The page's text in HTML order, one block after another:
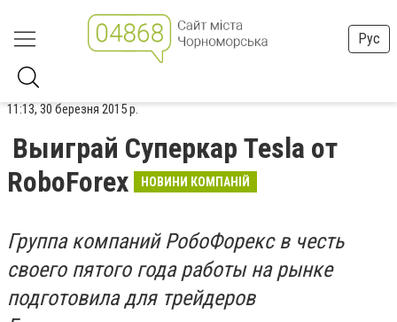
Рус
11:13, 30 березня 2015 р.
Выиграй Суперкар Tesla от
RoboForex
НОВИНИ КОМПАНІЙ
Группа компаний РобоФорекс в честь
своего пятого года работы на рынке
подготовила для трейдеров